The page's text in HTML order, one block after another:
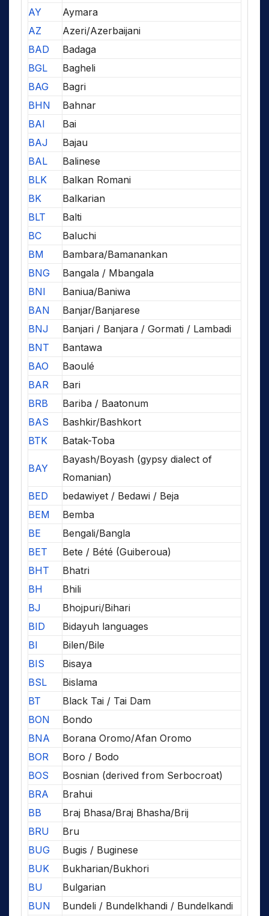
AY
Aymara
AZ
Azeri/Azerbaijani
BAD
Badaga
BGL
Bagheli
BAG
Bagri
BHN
Bahnar
BAI
Bai
BAJ
Bajau
BAL
Balinese
BLK
Balkan Romani
BK
Balkarian
BLT
Balti
BC
Baluchi
BM
Bambara/Bamanankan
BNG
Bangala / Mbangala
BNI
Baniua/Baniwa
BAN
Banjar/Banjarese
BNJ
Banjari / Banjara / Gormati / Lambadi
BNT
Bantawa
BAO
Baoulé
BAR
Bari
BRB
Bariba / Baatonum
BAS
Bashkir/Bashkort
BTK
Batak-Toba
BAY
Bayash/Boyash (gypsy dialect of
Romanian)
BED
bedawiyet / Bedawi / Beja
BEM
Bemba
BE
Bengali/Bangla
BET
Bete / Bété (Guiberoua)
BHT
Bhatri
BH
Bhili
BJ
Bhojpuri/Bihari
BID
Bidayuh languages
BI
Bilen/Bile
BIS
Bisaya
BSL
Bislama
BT
Black Tai / Tai Dam
BON
Bondo
BNA
Borana Oromo/Afan Oromo
BOR
Boro / Bodo
BOS
Bosnian (derived from Serbocroat)
BRA
Brahui
BB
Braj Bhasa/Braj Bhasha/Brij
BRU
Bru
BUG
Bugis / Buginese
BUK
Bukharian/Bukhori
BU
Bulgarian
BUN
Bundeli / Bundelkhandi / Bundelkandi